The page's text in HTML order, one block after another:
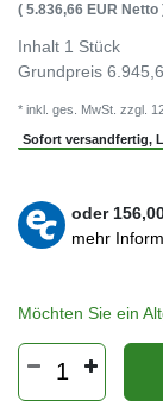
( 5.836,66 EUR Netto
Inhalt 1 Stück
Grundpreis
* inkl. ges. MwSt. zzgl.
Sofort versandfertig,
oder
mehr
Möchten Sie ein